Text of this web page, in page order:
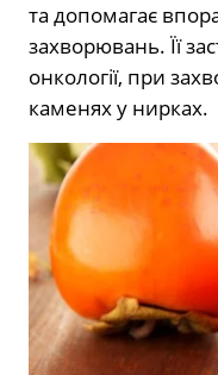
та допомагає
захворювань. Її
онкології, при
каменях у нирках.